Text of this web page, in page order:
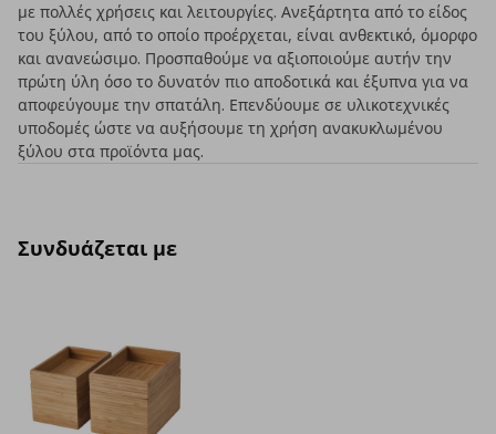
με πολλές χρήσεις και λειτουργίες. Ανεξάρτητα από το είδος
του ξύλου, από το οποίο προέρχεται, είναι ανθεκτικό, όμορφο
και ανανεώσιμο. Προσπαθούμε να αξιοποιούμε αυτήν την
πρώτη ύλη όσο το δυνατόν πιο αποδοτικά και έξυπνα για να
αποφεύγουμε την σπατάλη. Επενδύουμε σε υλικοτεχνικές
υποδομές ώστε να αυξήσουμε τη χρήση ανακυκλωμένου
ξύλου στα προϊόντα μας.
Συνδυάζεται με